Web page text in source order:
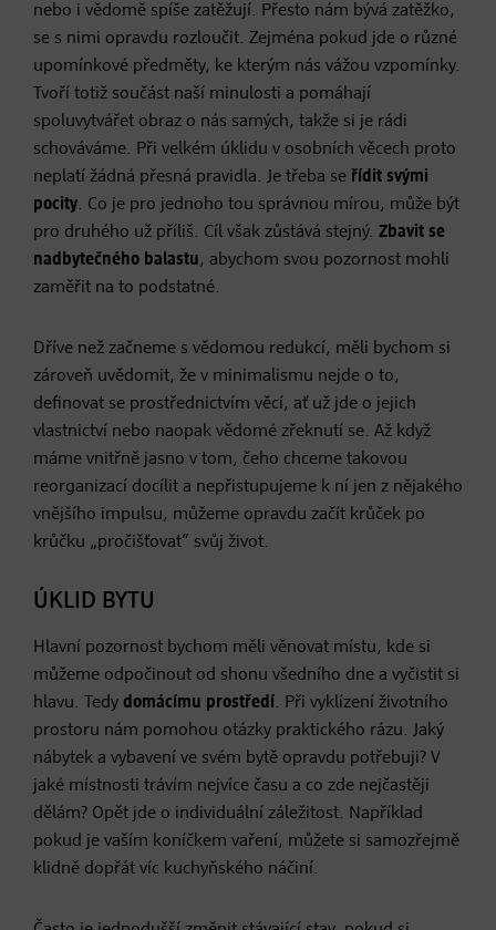
nebo i vědomě spíše zatěžují. Přesto nám bývá zatěžko,
se s nimi opravdu rozloučit. Zejména pokud jde o různé
upomínkové předměty, ke kterým nás vážou vzpomínky.
Tvoří totiž součást naší minulosti a pomáhají
spoluvytvářet obraz o nás samých, takže si je rádi
schováváme. Při velkém úklidu v osobních věcech proto
neplatí žádná přesná pravidla. Je třeba se řídit svými
pocity. Co je pro jednoho tou správnou mírou, může být
pro druhého už příliš. Cíl však zůstává stejný. Zbavit se
nadbytečného balastu, abychom svou pozornost mohli
zaměřit na to podstatné.
Dříve než začneme s vědomou redukcí, měli bychom si
zároveň uvědomit, že v minimalismu nejde o to,
definovat se prostřednictvím věcí, ať už jde o jejich
vlastnictví nebo naopak vědomé zřeknutí se. Až když
máme vnitřně jasno v tom, čeho chceme takovou
reorganizací docílit a nepřistupujeme k ní jen z nějakého
vnějšího impulsu, můžeme opravdu začít krůček po
krůčku „pročišťovat“ svůj život.
ÚKLID BYTU
Hlavní pozornost bychom měli věnovat místu, kde si
můžeme odpočinout od shonu všedního dne a vyčistit si
hlavu. Tedy domácímu prostředí. Při vyklízení životního
prostoru nám pomohou otázky praktického rázu. Jaký
nábytek a vybavení ve svém bytě opravdu potřebuji? V
jaké místnosti trávím nejvíce času a co zde nejčastěji
dělám? Opět jde o individuální záležitost. Například
pokud je vaším koníčkem vaření, můžete si samozřejmě
klidně dopřát víc kuchyňského náčiní.